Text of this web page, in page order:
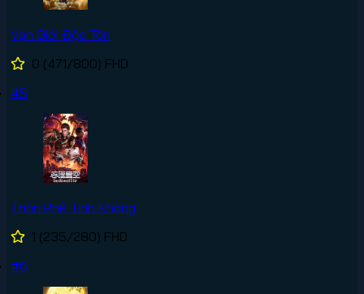
Vạn Giới Độc Tôn
0 (471/800) FHD
#5
Thôn Phệ Tinh Không
1 (235/280) FHD
#6